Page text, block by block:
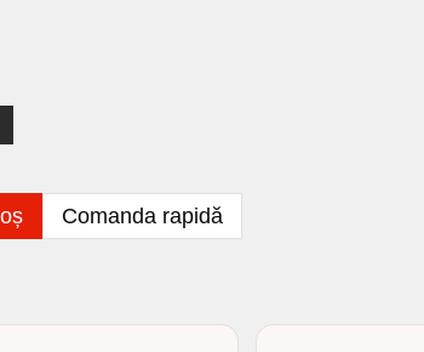
Comanda rapidă